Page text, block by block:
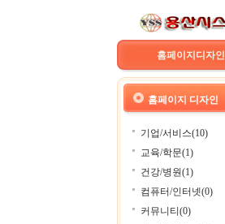
홈페이지디자인
홈페이지 디자인
기업/서비스(10)
교육/학문(1)
건강/병원(1)
컴퓨터/인터넷(0)
커뮤니티(0)